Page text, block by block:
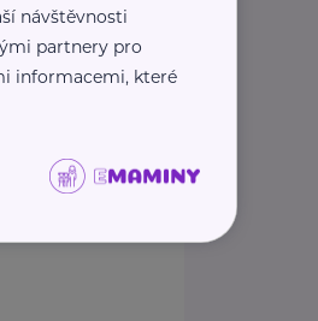
návštěvnosti
partnery pro
informacemi, které